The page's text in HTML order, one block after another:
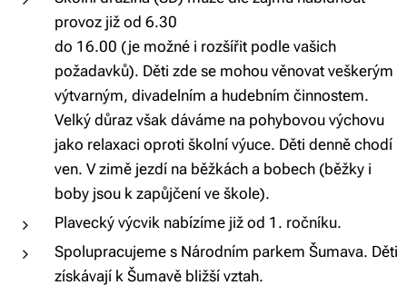
provoz již od 6.30
do 16.00 (je možné i rozšířit podle vašich
požadavků). Děti zde se mohou věnovat veškerým
výtvarným, divadelním a hudebním činnostem.
Velký důraz však dáváme na pohybovou výchovu
jako relaxaci oproti školní výuce. Děti denně chodí
ven. V zimě jezdí na běžkách a bobech (běžky i
boby jsou k zapůjčení ve škole).
Plavecký výcvik nabízíme již od 1. ročníku.
Spolupracujeme s Národním parkem Šumava. Děti
získávají k Šumavě bližší vztah.